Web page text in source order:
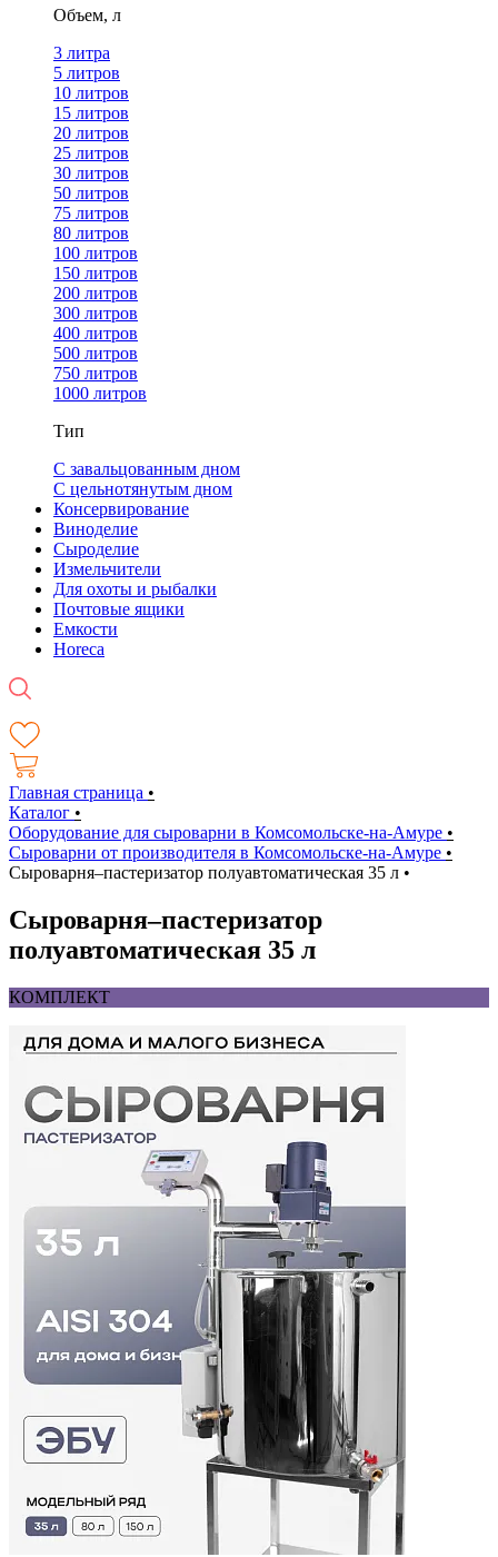
Объем, л
3 литра
5 литров
10 литров
15 литров
20 литров
25 литров
30 литров
50 литров
75 литров
80 литров
100 литров
150 литров
200 литров
300 литров
400 литров
500 литров
750 литров
1000 литров
Тип
С завальцованным дном
С цельнотянутым дном
Консервирование
Виноделие
Сыроделие
Измельчители
Для охоты и рыбалки
Почтовые ящики
Емкости
Horeca
Главная страница •
Каталог •
Оборудование для сыроварни в Комсомольске-на-Амуре •
Сыроварни от производителя в Комсомольске-на-Амуре •
Сыроварня–пастеризатор полуавтоматическая 35 л •
Сыроварня–пастеризатор
полуавтоматическая 35 л
КОМПЛЕКТ